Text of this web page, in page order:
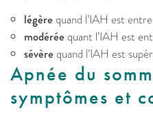
légère quand l’IAH est
modérée quant l’IAH est
sévère quand l’IAH est
Apnée du
symptômes et